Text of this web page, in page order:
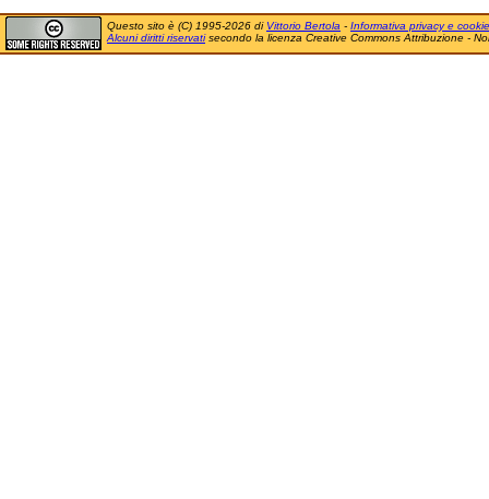
Questo sito è (C) 1995-2026 di Vittorio Bertola - Informativa privacy e cookie
Alcuni diritti riservatisecondo la licenza Creative Commons Attribuzione -